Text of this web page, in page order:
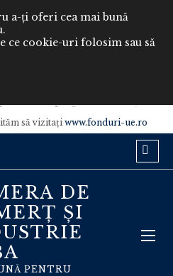
în mod obligatoriu poziția
sau a Guvernului României.
să vizitaţiwww.fonduri-ue.ro
DE
ȘI
PENTRU
a-ți oferi cea mai bună
ce cookie-uri folosim sau să